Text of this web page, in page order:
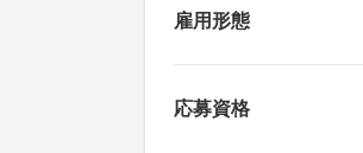
雇用形態
応募資格